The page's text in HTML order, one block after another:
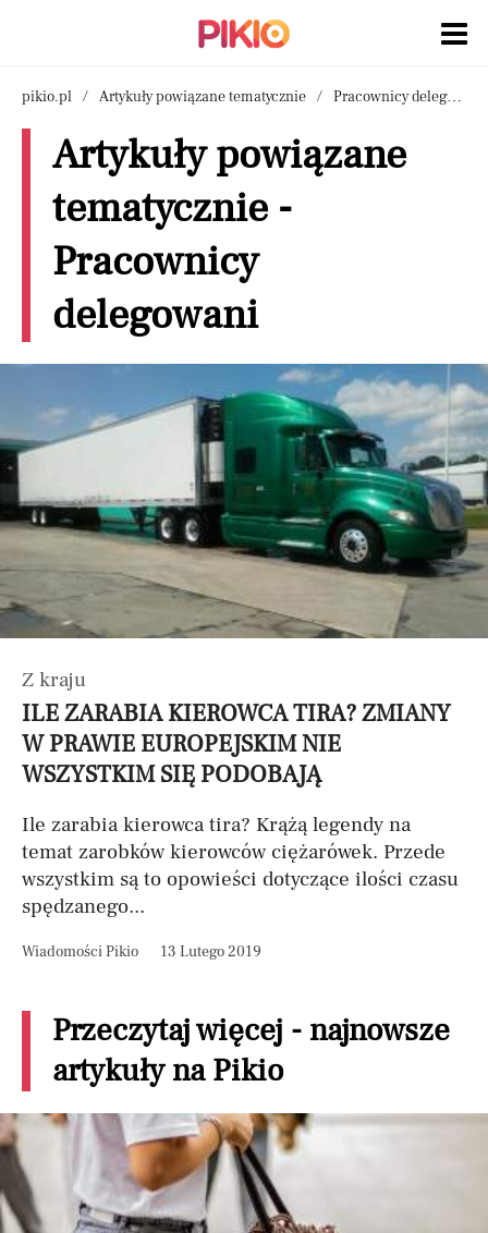
pikio.pl Artykuły powiązane tematycznie Pracownicy delegowani
Artykuły powiązane
tematycznie -
Pracownicy
delegowani
Z kraju
ILE ZARABIA KIEROWCA TIRA? ZMIANY
W PRAWIE EUROPEJSKIM NIE
WSZYSTKIM SIĘ PODOBAJĄ
Ile zarabia kierowca tira? Krążą legendy na
temat zarobków kierowców ciężarówek. Przede
wszystkim są to opowieści dotyczące ilości czasu
spędzanego...
Wiadomości Pikio 13 Lutego 2019
Przeczytaj więcej - najnowsze
artykuły na Pikio